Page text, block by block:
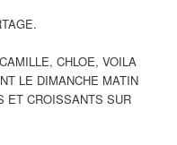
CHLOE, VOILA
LE DIMANCHE MATIN
ET CROISSANTS SUR